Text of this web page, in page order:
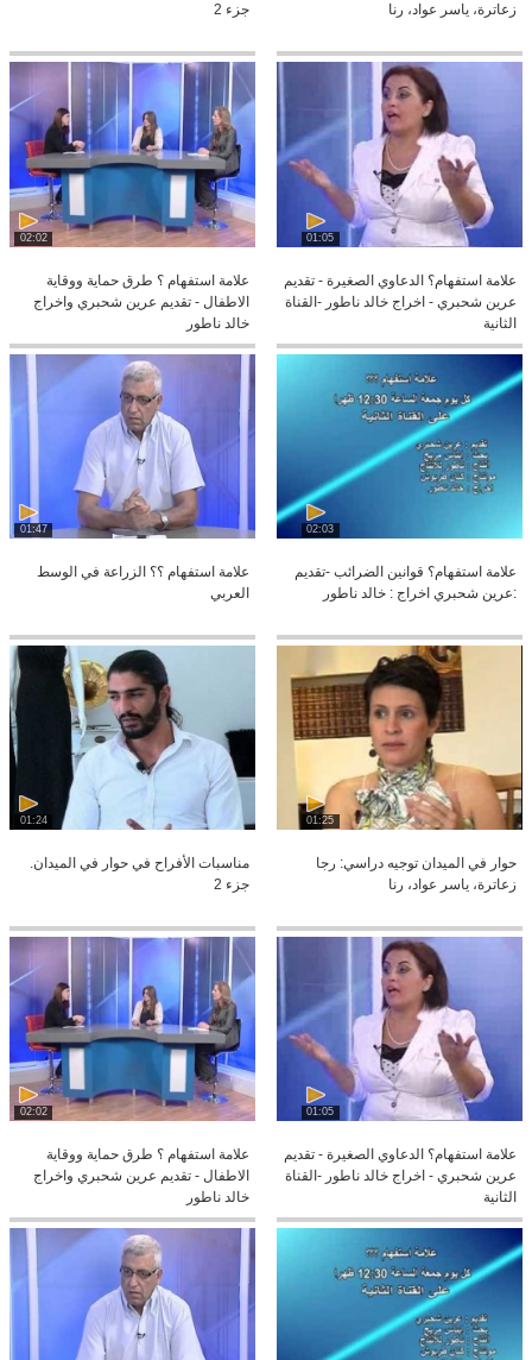
زعاترة، ياسر عواد، رنا
جزء 2
01:05
علامة استفهام؟ الدعاوي الصغيرة - تقديم
عرين شحبري - اخراج خالد ناطور -القناة
الثانية
02:02
علامة استفهام ؟ طرق حماية ووقاية
الاطفال - تقديم عرين شحبري واخراج
خالد ناطور
02:03
علامة استفهام؟ قوانين الضرائب -تقديم
:عرين شحبري اخراج : خالد ناطور
01:47
علامة استفهام ؟؟ الزراعة في الوسط
العربي
01:25
حوار في الميدان توجيه دراسي: رجا
زعاترة، ياسر عواد، رنا
01:24
مناسبات الأفراح في حوار في الميدان.
جزء 2
01:05
علامة استفهام؟ الدعاوي الصغيرة - تقديم
عرين شحبري - اخراج خالد ناطور -القناة
الثانية
02:02
علامة استفهام ؟ طرق حماية ووقاية
الاطفال - تقديم عرين شحبري واخراج
خالد ناطور